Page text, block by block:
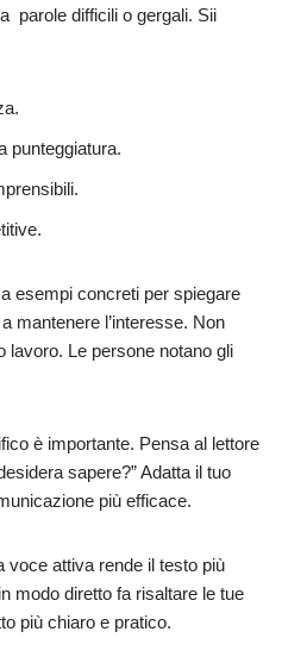
parole difficili o gergali. Sii
punteggiatura.
esempi concreti per spiegare
mantenere l’interesse. Non
lavoro. Le persone notano gli
è importante. Pensa al lettore
sapere?” Adatta il tuo
più efficace.
voce attiva rende il testo più
modo diretto fa risaltare le tue
più chiaro e pratico.